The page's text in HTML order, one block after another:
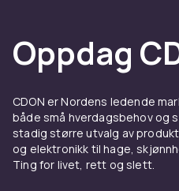
Oppdag
CDON er Nordens ledende
både små hverdagsbehov og
stadig større utvalg av
og elektronikk til hage,
Ting for livet, rett og slett.